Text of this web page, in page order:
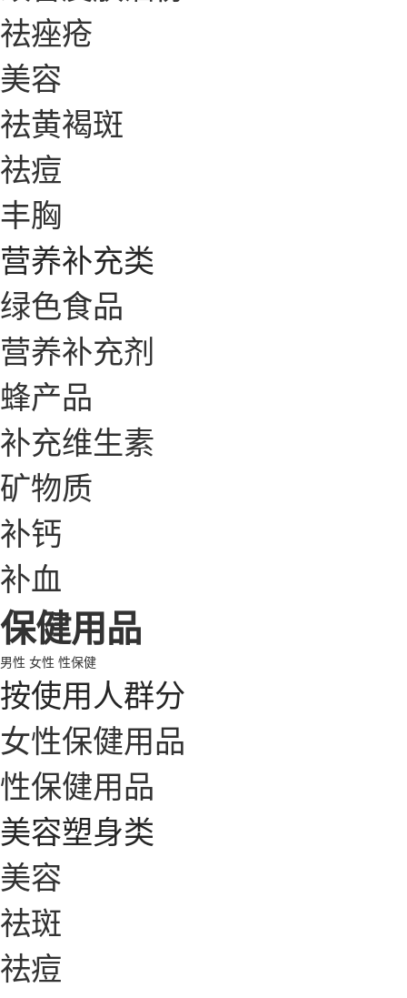
祛痤疮
美容
祛黄褐斑
祛痘
丰胸
营养补充类
绿色食品
营养补充剂
蜂产品
补充维生素
矿物质
补钙
补血
保健用品
男性 女性 性保健
按使用人群分
女性保健用品
性保健用品
美容塑身类
美容
祛斑
祛痘